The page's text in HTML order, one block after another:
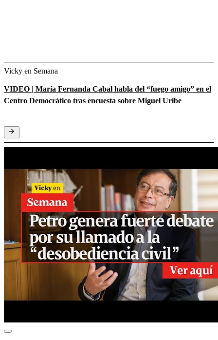
Vicky en Semana
VIDEO | María Fernanda Cabal habla del “fuego amigo” en el
Centro Democrático tras encuesta sobre Miguel Uribe